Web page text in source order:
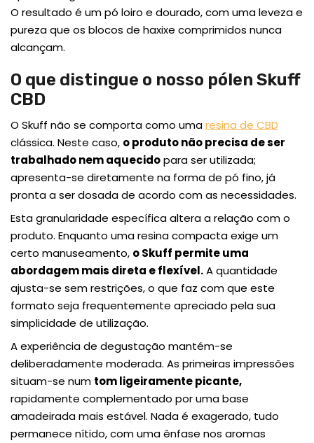
O resultado é um pó loiro e dourado, com uma leveza e
pureza que os blocos de haxixe comprimidos nunca
alcançam.
O que distingue o nosso pólen Skuff
CBD
O Skuff não se comporta como umaresina de CBD
clássica. Neste caso, o produto não precisa de ser
trabalhado nem aquecidopara ser utilizada;
apresenta-se diretamente na forma de pó fino, já
pronta a ser dosada de acordo com as necessidades.
Esta granularidade específica altera a relação com o
produto. Enquanto uma resina compacta exige um
certo manuseamento, o Skuff permite uma
abordagem mais direta e flexível.A quantidade
ajusta-se sem restrições, o que faz com que este
formato seja frequentemente apreciado pela sua
simplicidade de utilização.
A experiência de degustação mantém-se
deliberadamente moderada. As primeiras impressões
situam-se num tom ligeiramente picante,
rapidamente complementado por uma base
amadeirada mais estável. Nada é exagerado, tudo
permanece nítido, com uma ênfase nos aromas